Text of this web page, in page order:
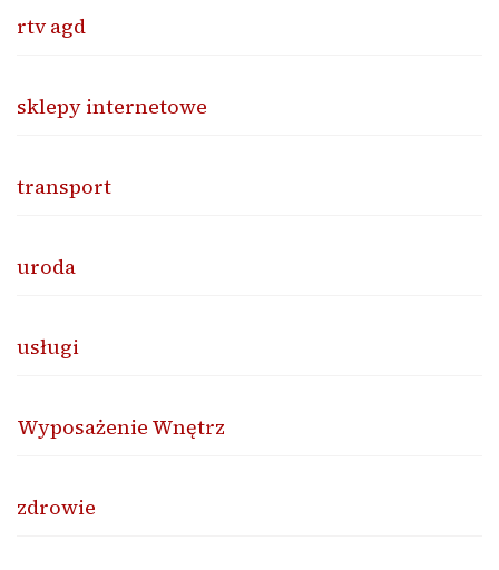
rtv agd
sklepy internetowe
transport
uroda
usługi
Wyposażenie Wnętrz
zdrowie